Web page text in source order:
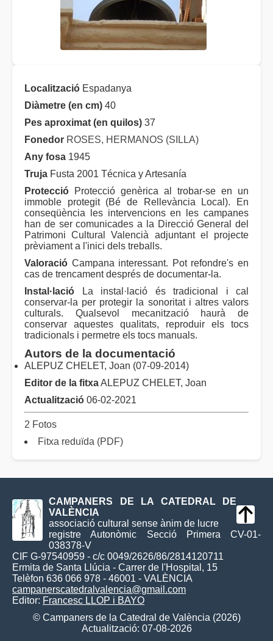
Localització Espadanya
Diàmetre (en cm) 40
Pes aproximat (en quilos) 37
Fonedor ROSES, HERMANOS (SILLA)
Any fosa 1945
Truja Fusta 2001 Técnica y Artesanía
Protecció Protecció genèrica al trobar-se en un
immoble protegit (Bé de Rellevància Local). En
conseqüència les intervencions en les campanes
han de ser comunicades a la Direcció General del
Patrimoni Cultural Valencià adjuntant el projecte
prèviament a l'inici dels treballs.
Valoració Campana interessant. Pot refondre's en
cas de trencament després de documentar-la.
Instal·lació La instal·lació és tradicional i cal
conservar-la per protegir la sonoritat i altres valors
culturals. Qualsevol mecanització haurà de
conservar aquestes qualitats, reproduir els tocs
tradicionals i permetre els tocs manuals.
Autors de la documentació
ALEPUZ CHELET, Joan (07-09-2014)
Editor de la fitxaALEPUZ CHELET, Joan
Actualització 06-02-2021
2 Fotos
Fitxa reduïda (PDF)
CAMPANERS DE LA CATEDRAL DE
VALÈNCIA
associació cultural sense ànim de lucre
registre Autonòmic Secció Primera CV-01-
038378-V
CIF G-97540959 - c/c 0049/2626/86/2814120711
Ermita de Santa Llúcia - Carrer de l'Hospital, 15
Telèfon 636 066 978 - 46001 - VALÈNCIA
campanerscatedralvalencia@gmail.com
Editor: Francesc LLOP i BAYO
© Campaners de la Catedral de València (2026)
Actualització: 07-08-2026